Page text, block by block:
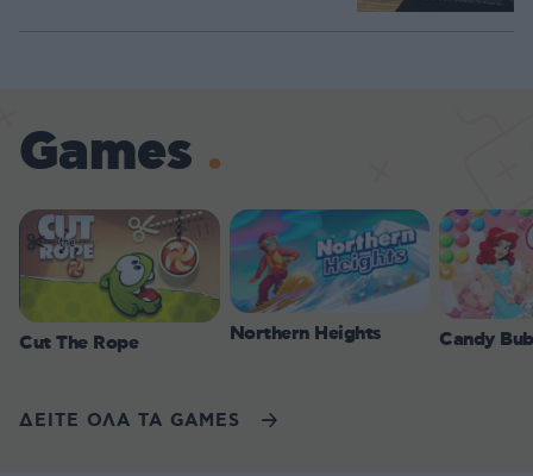
Games
Cut The Rope Northern Heights Candy
ΔΕΙΤΕ ΟΛΑ ΤΑ GAMES